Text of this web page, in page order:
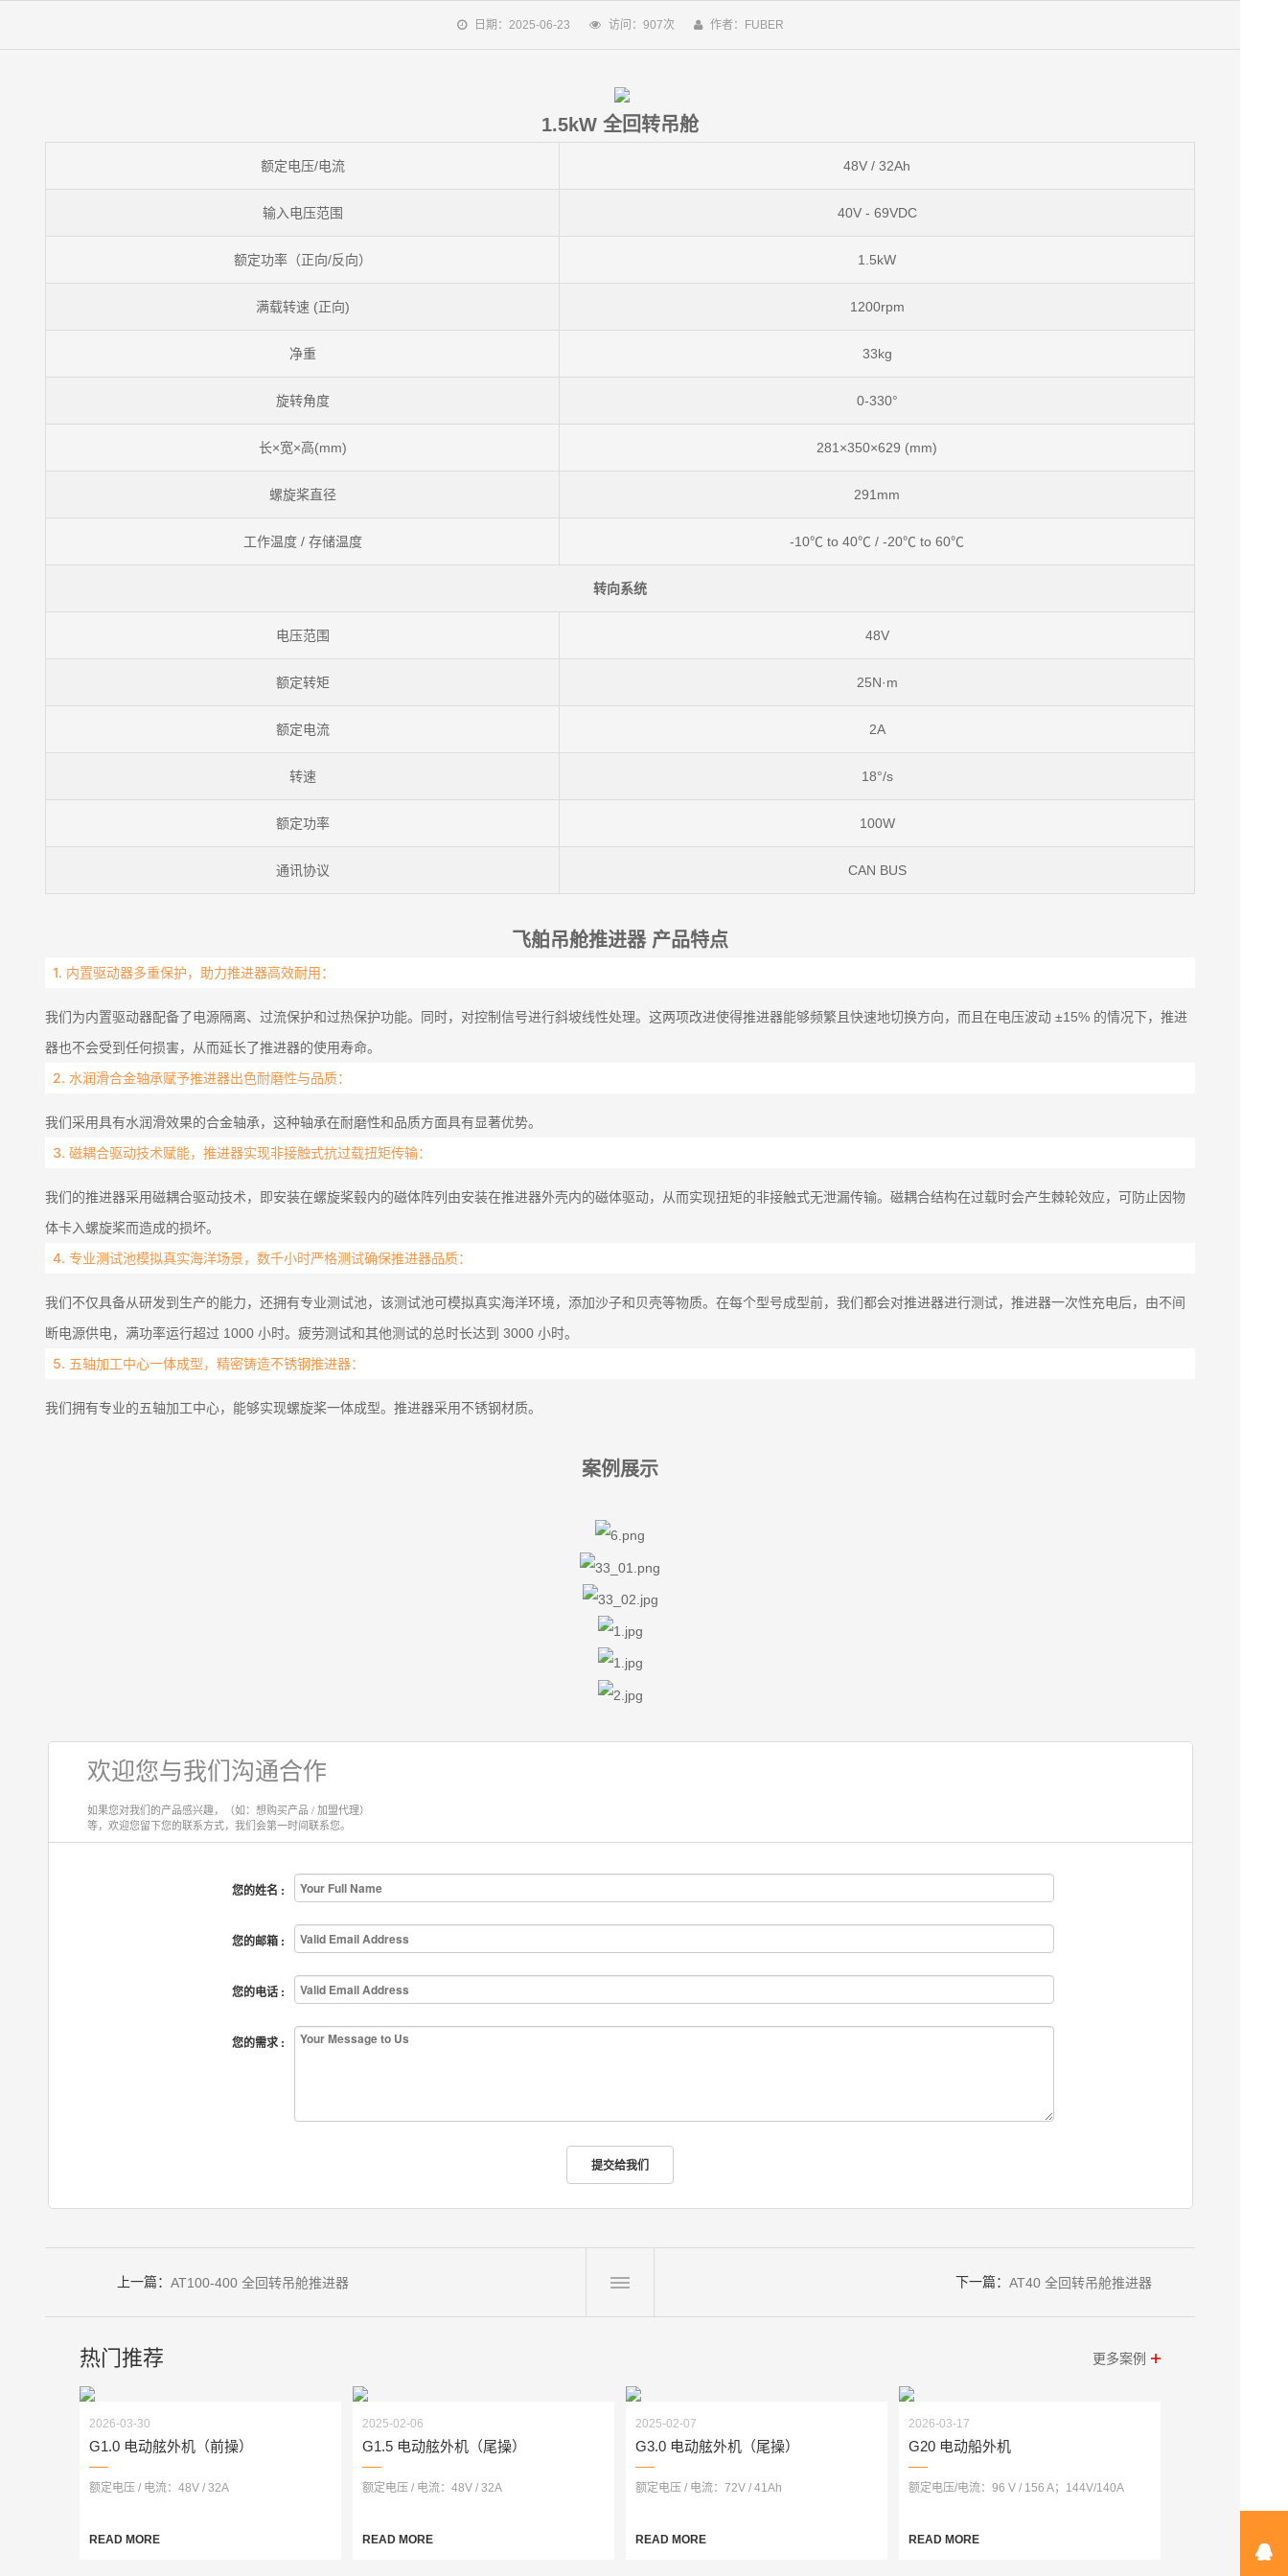
日期：2025-06-23 访问：907次 作者：FUBER
1.5kW 全回转吊舱
额定电压/电流 48V / 32Ah
输入电压范围 40V - 69VDC
额定功率（正向/反向） 1.5kW
满载转速 (正向) 1200rpm
净重 33kg
旋转角度 0-330°
长×宽×高(mm) 281×350×629 (mm)
螺旋桨直径 291mm
工作温度 / 存储温度 -10℃ to 40℃ / -20℃ to 60℃
转向系统
电压范围 48V
额定转矩 25N·m
额定电流 2A
转速 18°/s
额定功率 100W
通讯协议 CAN BUS
飞舶吊舱推进器 产品特点
1. 内置驱动器多重保护，助力推进器高效耐用：
我们为内置驱动器配备了电源隔离、过流保护和过热保护功能。同时，对控制信号进行斜坡线性处理。这两项改进使得推进器能够频繁且快速地切换方向，而且在电压波动 ±15% 的情况下，推进
器也不会受到任何损害，从而延长了推进器的使用寿命。
2. 水润滑合金轴承赋予推进器出色耐磨性与品质：
我们采用具有水润滑效果的合金轴承，这种轴承在耐磨性和品质方面具有显著优势。
3. 磁耦合驱动技术赋能，推进器实现非接触式抗过载扭矩传输：
我们的推进器采用磁耦合驱动技术，即安装在螺旋桨毂内的磁体阵列由安装在推进器外壳内的磁体驱动，从而实现扭矩的非接触式无泄漏传输。磁耦合结构在过载时会产生棘轮效应，可防止因物
体卡入螺旋桨而造成的损坏。
4. 专业测试池模拟真实海洋场景，数千小时严格测试确保推进器品质：
我们不仅具备从研发到生产的能力，还拥有专业测试池，该测试池可模拟真实海洋环境，添加沙子和贝壳等物质。在每个型号成型前，我们都会对推进器进行测试，推进器一次性充电后，由不间
断电源供电，满功率运行超过 1000 小时。疲劳测试和其他测试的总时长达到 3000 小时。
5. 五轴加工中心一体成型，精密铸造不锈钢推进器：
我们拥有专业的五轴加工中心，能够实现螺旋桨一体成型。推进器采用不锈钢材质。
案例展示
欢迎您与我们沟通合作
如果您对我们的产品感兴趣，（如：想购买产品 / 加盟代理）
等，欢迎您留下您的联系方式，我们会第一时间联系您。
您的姓名 :
您的邮箱 :
您的电话 :
您的需求 :
上一篇： AT100-400 全回转吊舱推进器 下一篇： AT40 全回转吊舱推进器
热门推荐 更多案例
2026-03-30
G1.0 电动舷外机（前操）
额定电压 / 电流：48V / 32A
READ MORE
2025-02-06
G1.5 电动舷外机（尾操）
额定电压 / 电流：48V / 32A
READ MORE
2025-02-07
G3.0 电动舷外机（尾操）
额定电压 / 电流：72V / 41Ah
READ MORE
2026-03-17
G20 电动船外机
额定电压/电流：96 V / 156 A；144V/140A
READ MORE